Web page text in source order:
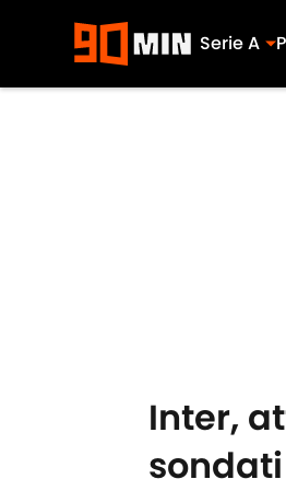
Serie A
Inter,
sondati